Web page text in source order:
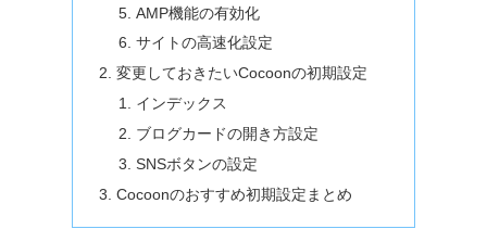
AMP機能の有効化
サイトの高速化設定
変更しておきたいCocoonの初期設定
インデックス
ブログカードの開き方設定
SNSボタンの設定
Cocoonのおすすめ初期設定まとめ